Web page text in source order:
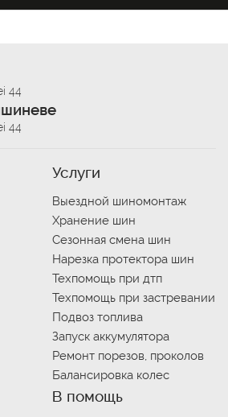
44
44
Услуги
Выездной шиномонтаж
Хранение шин
Сезонная смена шин
Нарезка протектора шин
Техпомощь при дтп
Техпомощь при застревании
Подвоз топлива
Запуск аккумулятора
Ремонт порезов, проколов
Балансировка колес
В помощь